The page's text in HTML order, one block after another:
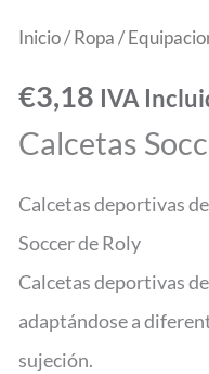
Inicio/ Ropa /
€3,18 IVA
Calcetas
Calcetas deportivas
Soccer de Roly
Calcetas deportivas
adaptándose a
sujeción.